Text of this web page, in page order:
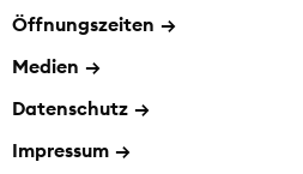
Öffnungszeiten →
Medien →
Datenschutz →
Impressum →